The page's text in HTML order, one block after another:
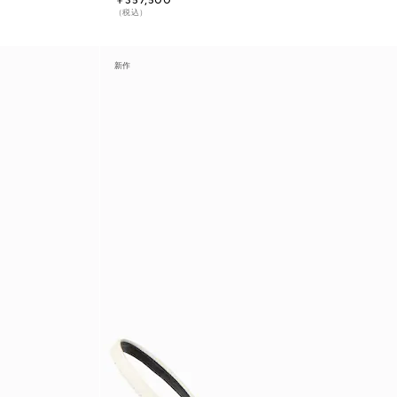
（税込）
新作